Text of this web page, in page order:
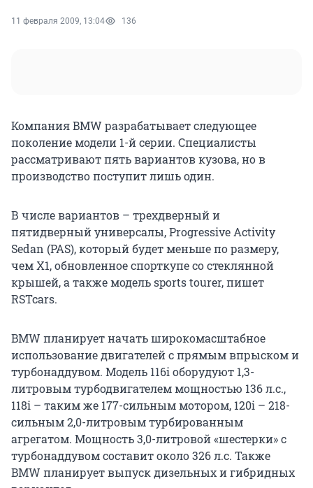
11 февраля 2009, 13:04 136
Компания BMW разрабатывает следующее
поколение модели 1-й серии. Специалисты
рассматривают пять вариантов кузова, но в
производство поступит лишь один.
В числе вариантов – трехдверный и
пятидверный универсалы, Progressive Activity
Sedan (PAS), который будет меньше по размеру,
чем X1, обновленное спорткупе со стеклянной
крышей, а также модель sports tourer, пишет
RSTcars.
BMW планирует начать широкомасштабное
использование двигателей с прямым впрыском и
турбонаддувом. Модель 116i оборудуют 1,3-
литровым турбодвигателем мощностью 136 л.с.,
118i – таким же 177-сильным мотором, 120i – 218-
сильным 2,0-литровым турбированным
агрегатом. Мощность 3,0-литровой «шестерки» с
турбонаддувом составит около 326 л.с. Также
BMW планирует выпуск дизельных и гибридных